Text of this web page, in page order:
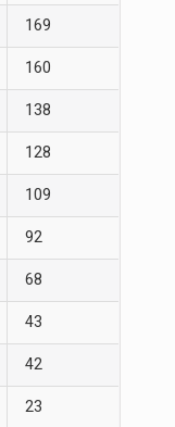
169
160
138
128
109
92
68
43
42
23